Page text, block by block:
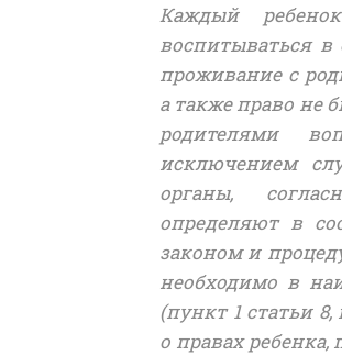
Каждый
воспитываться в
проживание с
а также право не
родителями
исключением
органы,
определяют в
законом и
необходимо в
(пункт 1 статьи
о правах ребенка,